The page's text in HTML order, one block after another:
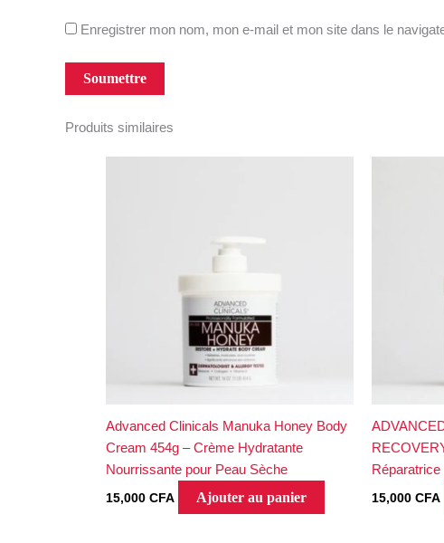
Enregistrer mon nom, mon e-mail et mon site dans le
Produits similaires
Advanced Clinicals Manuka Honey Body
Cream 454g – Crème Hydratante
Nourrissante pour Peau Sèche
15,000 CFA Ajouter au panier
Réparatrice
15,000 CFA